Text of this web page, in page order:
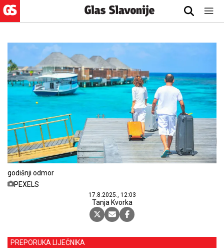
godišnji odmor
PEXELS
17.8.2025., 12:03
Tanja Kvorka
PREPORUKA LIJEČNIKA